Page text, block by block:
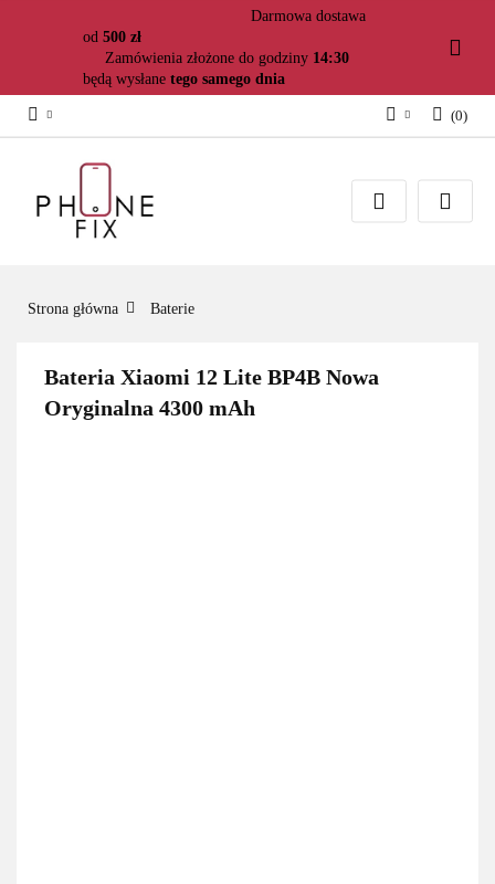
Darmowa dostawa
od 500 zł
Zamówienia złożone do godziny 14:30
będą wysłane tego samego dnia
Załóż konto
(0)
Strona główna Baterie
Bateria Xiaomi 12 Lite BP4B Nowa
Oryginalna 4300 mAh